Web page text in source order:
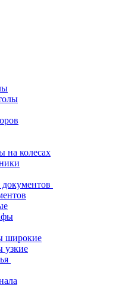
на колесах
широкие
узкие